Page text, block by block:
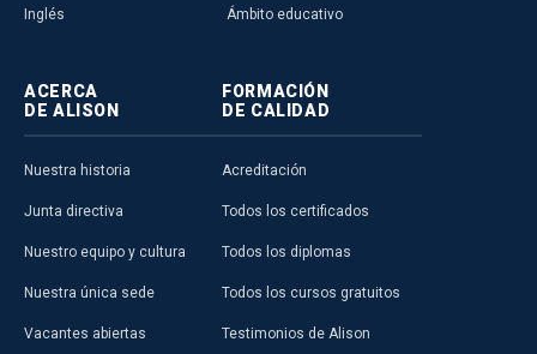
Inglés Ámbito educativo
ACERCA
DE ALISON
Nuestra historia
Junta directiva
Nuestro equipo y cultura
Nuestra única sede
Vacantes abiertas
FORMACIÓN
DE CALIDAD
Acreditación
Todos los certificados
Todos los diplomas
Todos los cursos gratuitos
Testimonios de Alison